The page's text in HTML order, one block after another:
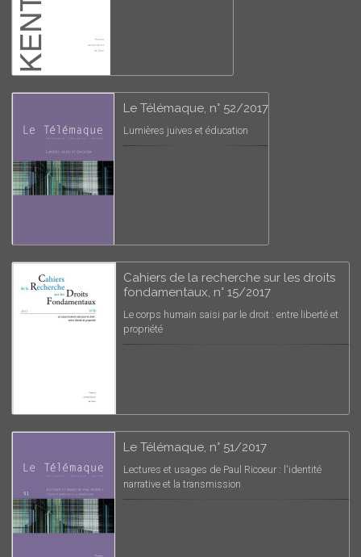
Le Télémaque, n° 52/2017
Lumières juives et éducation
Cahiers de la recherche sur les droits
fondamentaux, n° 15/2017
Le corps humain saisi par le droit : entre liberté et
propriété
Le Télémaque, n° 51/2017
Lectures et usages de Paul Ricoeur : l'identité
narrative et la transmission